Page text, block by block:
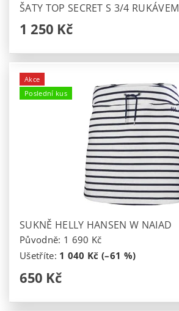
ŠATY TOP SECRET S 3/4 RUKÁVEM
1 250 Kč
Akce
Poslední kus
SUKNĚ HELLY HANSEN W NAIAD
Původně: 1 690 Kč
Ušetříte: 1 040 Kč (–61 %)
650 Kč